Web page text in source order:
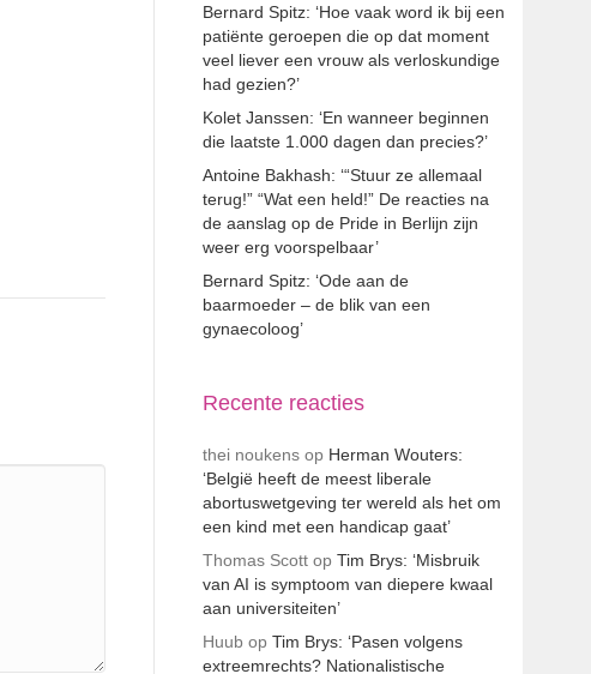
Bernard Spitz: ‘Hoe vaak word ik bij een
patiënte geroepen die op dat moment
veel liever een vrouw als verloskundige
had gezien?’
Kolet Janssen: ‘En wanneer beginnen
die laatste 1.000 dagen dan precies?’
Antoine Bakhash: ‘“Stuur ze allemaal
terug!” “Wat een held!” De reacties na
de aanslag op de Pride in Berlijn zijn
weer erg voorspelbaar’
Bernard Spitz: ‘Ode aan de
baarmoeder – de blik van een
gynaecoloog’
Recente reacties
thei noukensop Herman Wouters:
‘België heeft de meest liberale
abortuswetgeving ter wereld als het om
een kind met een handicap gaat’
Thomas Scottop Tim Brys: ‘Misbruik
van AI is symptoom van diepere kwaal
aan universiteiten’
Huubop Tim Brys: ‘Pasen volgens
extreemrechts? Nationalistische